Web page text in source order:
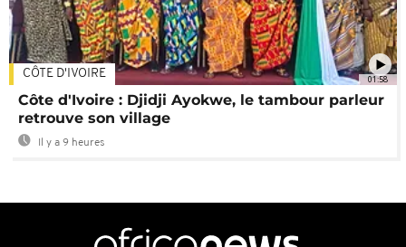
01:58
CÔTE D'IVOIRE
Côte d'Ivoire : Djidji Ayokwe, le tambour parleur
retrouve son village
Il y a 9 heures